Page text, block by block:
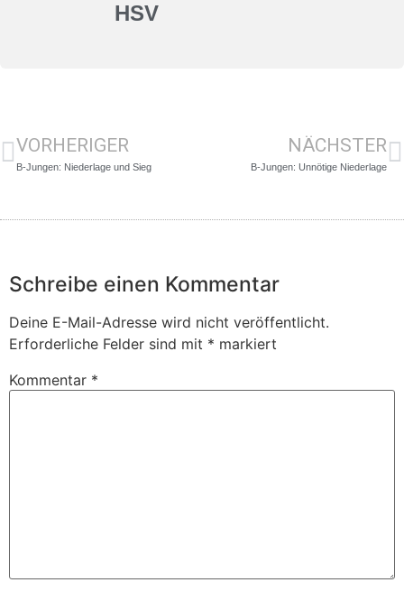
HSV
VORHERIGER
B-Jungen: Niederlage und Sieg
NÄCHSTER
B-Jungen: Unnötige Niederlage
Schreibe einen Kommentar
Deine E-Mail-Adresse wird nicht veröffentlicht.
Erforderliche Felder sind mit * markiert
Kommentar *